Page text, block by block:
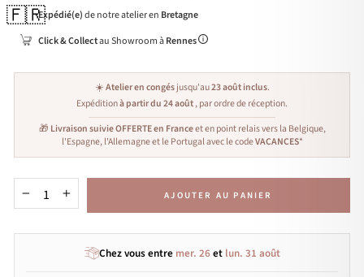
🇫🇷Expédié(e)de notre atelier en Bretagne
Click & Collectau Showroom àRennes
☀️Atelier en congésjusqu'au23 août inclus.
Expéditionà partir du 24 août, par ordre de réception.
🎁 Livraison suivie OFFERTE en Franceet en point relais vers la Belgique,
l'Espagne, l'Allemagne et le Portugal avec le codeVACANCES*
+ AJOUTER AU PANIER
Chez vous entre mer. 26et lun. 31 août